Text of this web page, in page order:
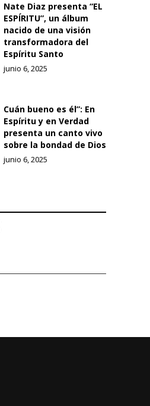
Nate Diaz presenta “EL
ESPÍRITU”, un álbum
nacido de una visión
transformadora del
Espíritu Santo
junio 6, 2025
Cuán bueno es él”: En
Espíritu y en Verdad
presenta un canto vivo
sobre la bondad de Dios
junio 6, 2025